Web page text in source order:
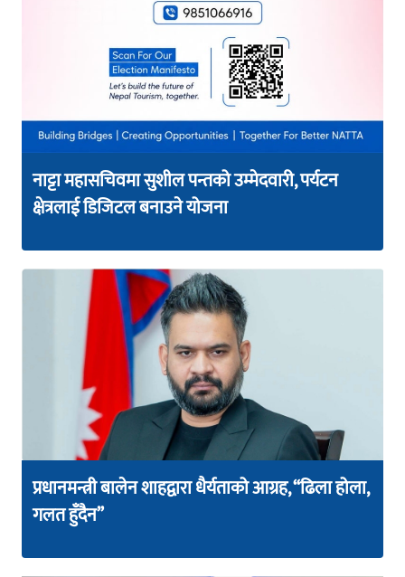
नाट्टा महासचिवमा सुशील पन्तको उम्मेदवारी, पर्यटन
क्षेत्रलाई डिजिटल बनाउने योजना
प्रधानमन्त्री बालेन शाहद्वारा धैर्यताको आग्रह, “ढिला होला,
गलत हुँदैन”